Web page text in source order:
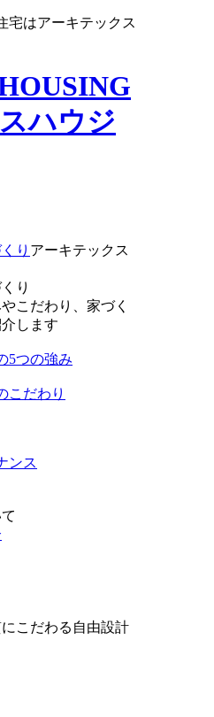
宅はアーキテックス
り アーキテックス
り
こだわり、家づく
します
5つの強み
こだわり
ンス
こだわる自由設計